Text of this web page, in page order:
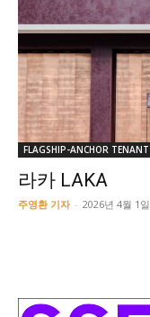
FLAGSHIP-ANCHOR TENANT
라카 LAKA
주영환 기자 - 2026년 4월 1일